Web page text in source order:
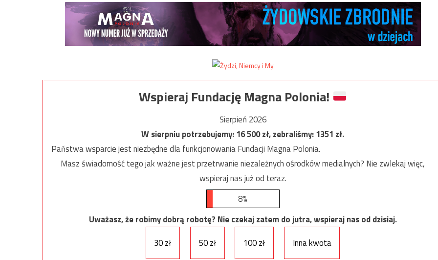
Wspieraj Fundację Magna Polonia!
Sierpień 2026
W sierpniu potrzebujemy:16 500zł, zebraliśmy:1351 zł.
Państwa wsparcie jest niezbędne dla funkcjonowania Fundacji Magna Polonia.
Masz świadomość tego jak ważne jest przetrwanie niezależnych ośrodków medialnych? Nie zwlekaj więc,
wspieraj nas już od teraz.
8%
Uważasz, że robimy dobrą robotę? Nie czekaj zatem do jutra, wspieraj nas od dzisiaj.
30 zł
50 zł 100 zł
Inna kwota